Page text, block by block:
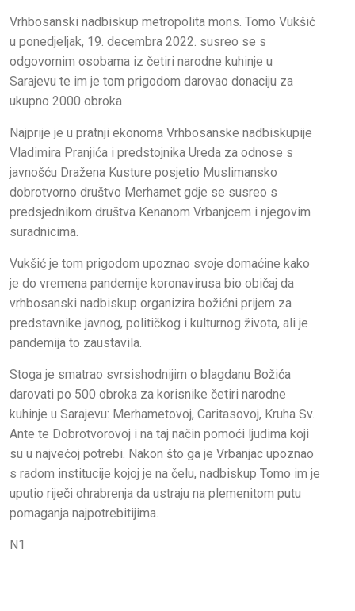
Vrhbosanski nadbiskup metropolita mons. Tomo Vukšić
u ponedjeljak, 19. decembra 2022. susreo se s
odgovornim osobama iz četiri narodne kuhinje u
Sarajevu te im je tom prigodom darovao donaciju za
ukupno 2000 obroka
Najprije je u pratnji ekonoma Vrhbosanske nadbiskupije
Vladimira Pranjića i predstojnika Ureda za odnose s
javnošću Dražena Kusture posjetio Muslimansko
dobrotvorno društvo Merhamet gdje se susreo s
predsjednikom društva Kenanom Vrbanjcem i njegovim
suradnicima.
Vukšić je tom prigodom upoznao svoje domaćine kako
je do vremena pandemije koronavirusa bio običaj da
vrhbosanski nadbiskup organizira božićni prijem za
predstavnike javnog, političkog i kulturnog života, ali je
pandemija to zaustavila.
Stoga je smatrao svrsishodnijim o blagdanu Božića
darovati po 500 obroka za korisnike četiri narodne
kuhinje u Sarajevu: Merhametovoj, Caritasovoj, Kruha Sv.
Ante te Dobrotvorovoj i na taj način pomoći ljudima koji
su u najvećoj potrebi. Nakon što ga je Vrbanjac upoznao
s radom institucije kojoj je na čelu, nadbiskup Tomo im je
uputio riječi ohrabrenja da ustraju na plemenitom putu
pomaganja najpotrebitijima.
N1